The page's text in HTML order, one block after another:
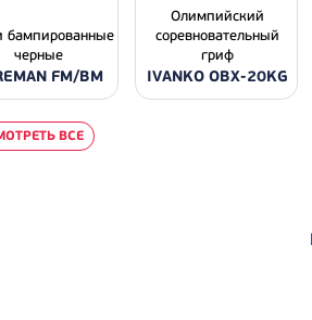
бампированные
черные
FM/BM
Олимпийский
соревновательный
гриф
IVANKO OBX-20KG
ВСЕ